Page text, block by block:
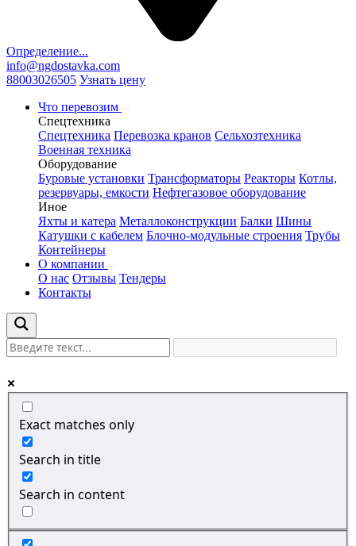
Определение...
info@ngdostavka.com
88003026505 Узнать цену
Что перевозим
Спецтехника
Спецтехника Перевозка кранов Сельхозтехника
Военная техника
Оборудование
Буровые установки Трансформаторы Реакторы Котлы,
резервуары, емкости Нефтегазовое оборудование
Иное
Яхты и катера Металлоконструкции Балки Шины
Катушки с кабелем Блочно-модульные строения Трубы
Контейнеры
О компании
О нас Отзывы Тендеры
Контакты
Exact matches only
Search in title
Search in content